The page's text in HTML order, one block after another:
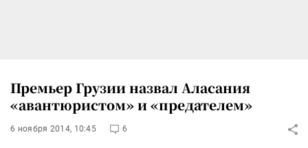
Премьер Грузии назвал Аласания
«авантюристом» и «предателем»
6 ноября 2014, 10:45 6